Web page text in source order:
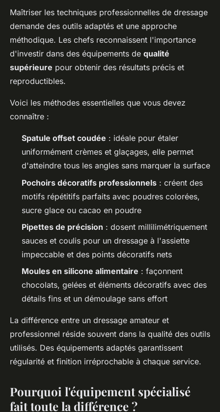
Maîtriser les techniques professionnelles de dressage
demande des outils adaptés et une approche
méthodique. Les chefs reconnaissent l'importance
d'investir dans des équipements de qualité
supérieure pour obtenir des résultats précis et
reproductibles.
Voici les méthodes essentielles que vous devez
connaître :
Spatule offset coudée : idéale pour étaler
uniformément crèmes et glaçages, elle permet
d'atteindre tous les angles sans marquer la surface
Pochoirs décoratifs professionnels : créent des
motifs répétitifs parfaits avec poudres colorées,
sucre glace ou cacao en poudre
Pipettes de précision : dosent millilimétriquement
sauces et coulis pour un dressage à l'assiette
impeccable et des points décoratifs nets
Moules en silicone alimentaire : façonnent
chocolats, gelées et éléments décoratifs avec des
détails fins et un démoulage sans effort
La différence entre un dressage amateur et
professionnel réside souvent dans la qualité des outils
utilisés. Des équipements adaptés garantissent
régularité et finition irréprochable à chaque service.
Pourquoi l'équipement spécialisé
fait toute la différence ?